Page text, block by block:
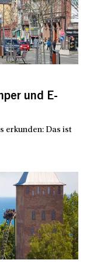
und E-
erkunden: Das ist